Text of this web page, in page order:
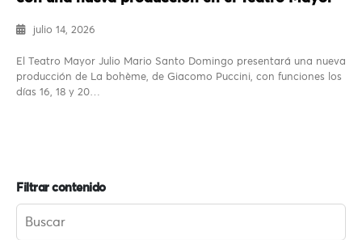
julio 14, 2026
El Teatro Mayor Julio Mario Santo Domingo presentará una nueva
producción de La bohème, de Giacomo Puccini, con funciones los
días 16, 18 y 20…
Filtrar contenido